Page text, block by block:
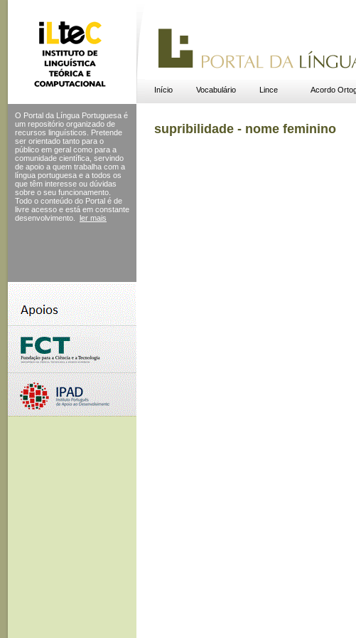
Início Vocabulário Lince Acordo
O Portal da Língua Portuguesa é
um repositório organizado de
recursos linguísticos. Pretende
ser orientado tanto para o
público em geral como para a
comunidade científica, servindo
de apoio a quem trabalha com a
língua portuguesa e a todos os
que têm interesse ou dúvidas
sobre o seu funcionamento.
Todo o conteúdo do Portal é de
livre acesso e está em constante
desenvolvimento.
ler mais
supribilidade - nome feminino